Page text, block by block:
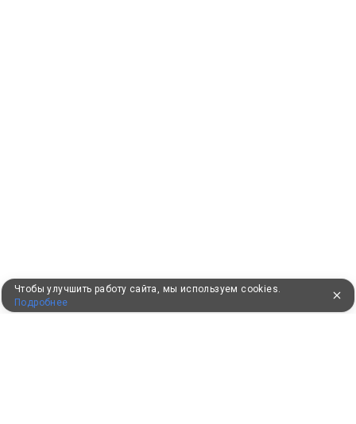
Чтобы улучшить работу сайта, мы используем cookies.
Подробнее